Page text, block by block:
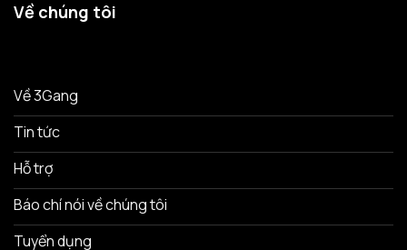
Về chúng tôi
Về 3Gang
Tin tức
Hỗ trợ
Báo chí nói về chúng tôi
Tuyển dụng